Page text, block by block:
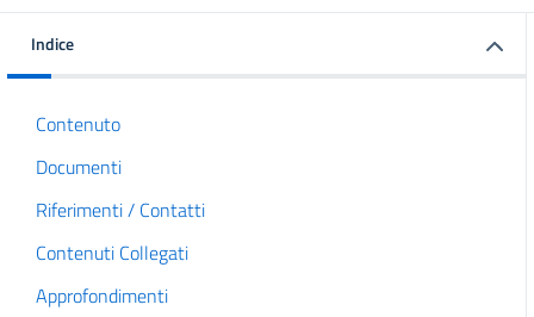
Indice
Contenuto
Documenti
Riferimenti / Contatti
Contenuti Collegati
Approfondimenti